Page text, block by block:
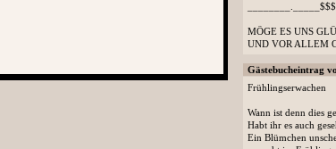
MÖGE ES UNS
UND VOR ALLEM
Gästebucheintrag
Frühlingserwachen
Wann ist denn dies
Habt ihr es auch
Ein Blümchen